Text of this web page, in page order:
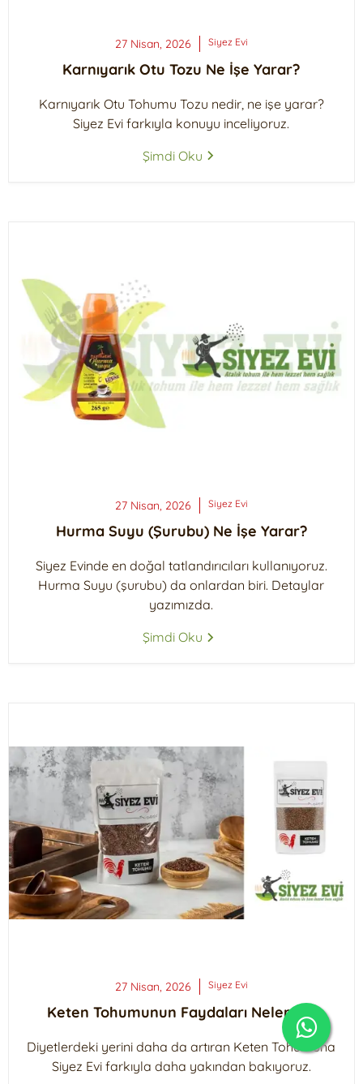
27 Nisan, 2026 Siyez Evi
Karnıyarık Otu Tozu Ne İşe Yarar?
Karnıyarık Otu Tohumu Tozu nedir, ne işe yarar?
Siyez Evi farkıyla konuyu inceliyoruz.
Şimdi Oku
27 Nisan, 2026 Siyez Evi
Hurma Suyu (Şurubu) Ne İşe Yarar?
Siyez Evinde en doğal tatlandırıcıları kullanıyoruz.
Hurma Suyu (şurubu) da onlardan biri. Detaylar
yazımızda.
Şimdi Oku
27 Nisan, 2026 Siyez Evi
Keten Tohumunun Faydaları Nelerdir?
Diyetlerdeki yerini daha da artıran Keten Tohumuna
Siyez Evi farkıyla daha yakından bakıyoruz.